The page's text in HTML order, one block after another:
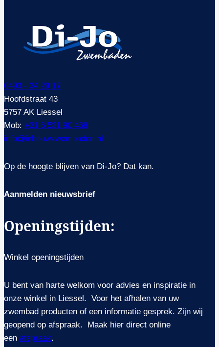
0493 - 34 29 17
Hoofdstraat 43
5757 AK Liessel
Mob: +31 6 531 90 468
info@inbouwzwembaden.nl
Op de hoogte blijven van Di-Jo? Dat kan.
Aanmelden nieuwsbrief
Openingstijden:
Winkel openingstijden
U bent van harte welkom voor advies en inspiratie in
onze winkel in Liessel. Voor het afhalen van uw
zwembad producten of een informatie gesprek. Zijn wij
geopend op afspraak. Maak hier direct online
een afspraak.